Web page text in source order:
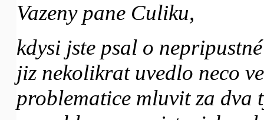
Vazeny pane Culiku,
kdysi jste psal o
jiz nekolikrat uvedlo neco
problematice mluvit za dva